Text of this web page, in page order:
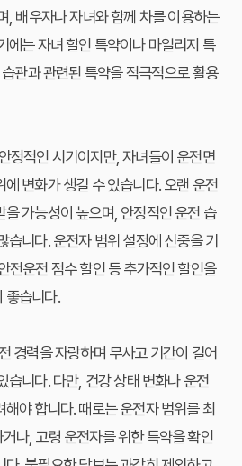
, 배우자나 자녀와 함께 차를 이용하는
에는 자녀 할인 특약이나 마일리지 특
관과 관련된 특약을 적극적으로 활용
정적인 시기이지만, 자녀들이 운전면
변화가 생길 수 있습니다. 오랜 운전
가능성이 높으며, 안정적인 운전 습
습니다. 운전자 범위 설정에 신중을 기
전운전 점수 할인 등 추가적인 할인을
좋습니다.
경력을 자랑하며 무사고 기간이 길어
습니다. 다만, 건강 상태 변화나 운전
야 합니다. 때로는 운전자 범위를 최
나, 고령 운전자를 위한 특약을 확인